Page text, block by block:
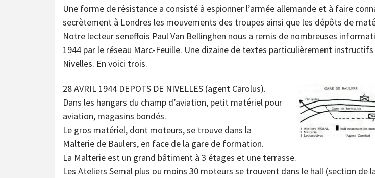
Une forme de résistance a consisté à espionner l’armée allemande et à faire
secrètement à Londres les mouvements des troupes ainsi que les dépôts de
Notre lecteur seneffois Paul Van Bellinghen nous a remis de nombreuses
1944 par le réseau Marc-Feuille. Une dizaine de textes particulièrement
Nivelles. En voici trois.
28 AVRIL 1944 DEPOTS DE NIVELLES (agent Carolus).
Dans les hangars du champ d’aviation, petit matériel pour
aviation, magasins bondés.
Le gros matériel, dont moteurs, se trouve dans la
Malterie de Baulers, en face de la gare de formation.
La Malterie est un grand bâtiment à 3 étages et une terrasse.
Les Ateliers Semal plus ou moins 30 moteurs se trouvent dans le hall (section de